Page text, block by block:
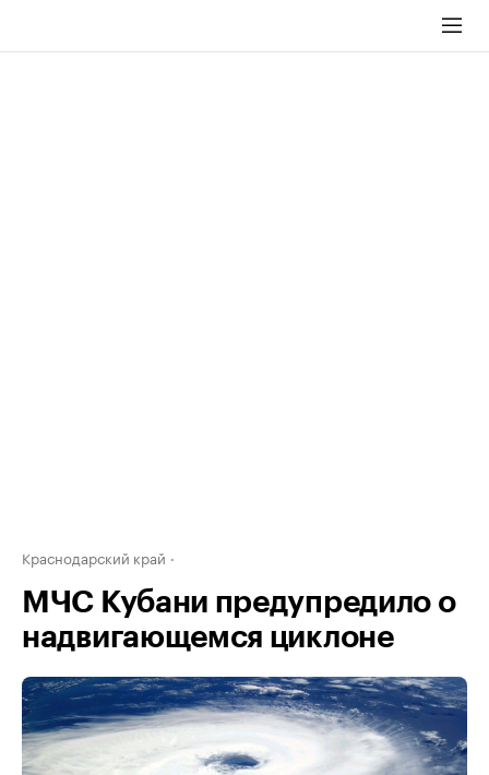
Краснодарский край
МЧС Кубани предупредило о
надвигающемся циклоне